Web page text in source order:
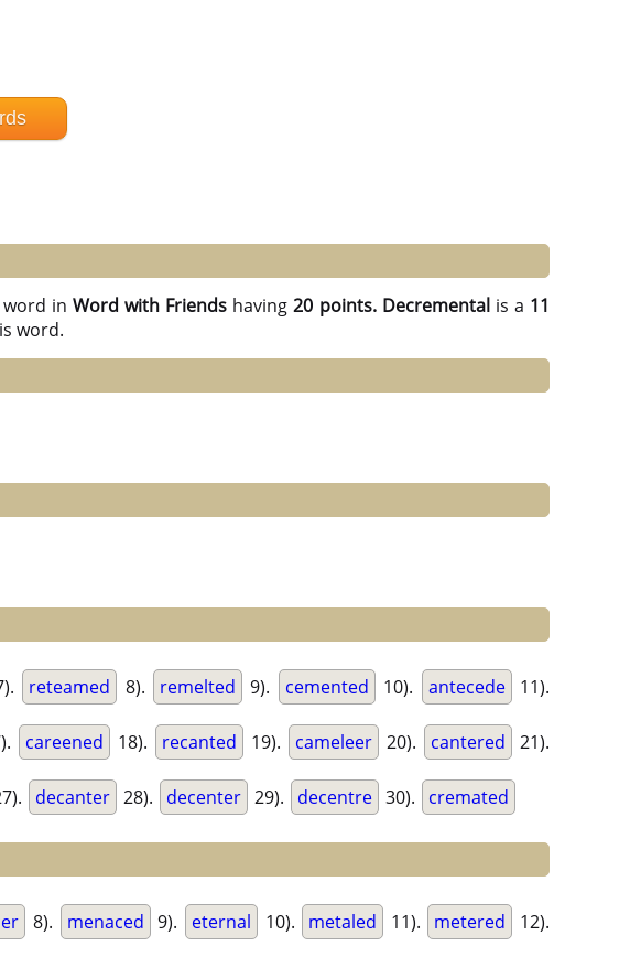
in Word with Friends having20 points. Decrementalis a 11
word.
reteamed 8). remelted 9). cemented 10). antecede 11).
careened 18). recanted 19). cameleer 20). cantered 21).
decanter 28). decenter 29). decentre 30). cremated
8). menaced 9). eternal 10). metaled 11). metered 12).